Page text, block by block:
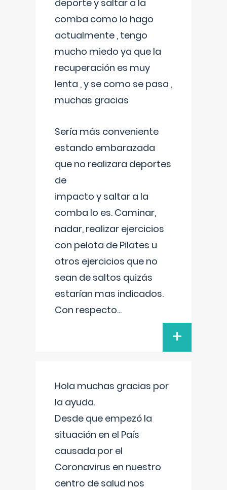
deporte y saltar a la
comba como lo hago
actualmente , tengo
mucho miedo ya que la
recuperación es muy
lenta , y se como se pasa ,
muchas gracias
Sería más conveniente
estando embarazada
que no realizara deportes
de
impacto y saltar a la
comba lo es. Caminar,
nadar, realizar ejercicios
con pelota de Pilates u
otros ejercicios que no
sean de saltos quizás
estarían mas indicados.
Con respecto...
+
Hola muchas gracias por
la ayuda.
Desde que empezó la
situación en el País
causada por el
Coronavirus en nuestro
centro de salud nos